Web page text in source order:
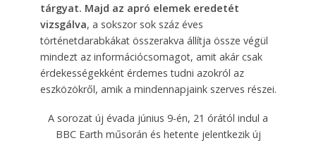
tárgyat. Majd az apró elemek eredetét
vizsgálva, a sokszor sok száz éves
történetdarabkákat összerakva állítja össze végül
mindezt az információcsomagot, amit akár csak
érdekességekként érdemes tudni azokról az
eszközökről, amik a mindennapjaink szerves részei.
A sorozat új évada június 9-én, 21 órától indul a
BBC Earth műsorán és hetente jelentkezik új